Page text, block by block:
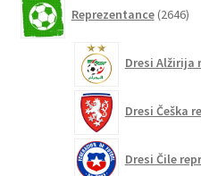
Reprezentance 2646
Dresi Alžirija
Dresi Češka
Dresi Čile